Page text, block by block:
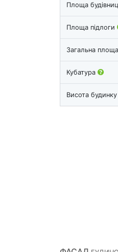
Площа
Площа підлоги
Загальна площа
Кубатура
Висота будинку